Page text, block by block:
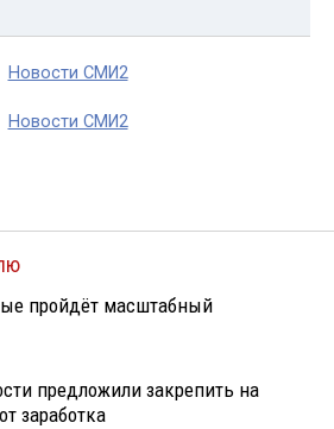
Новости СМИ2
Новости СМИ2
пройдёт масштабный
предложили закрепить на
заработка